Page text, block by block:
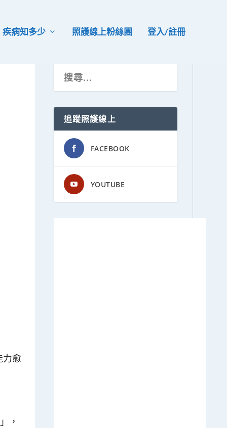
疾病知多少 照護線上粉絲團 登入/註冊
力愈
，
追蹤照護線上
FACEBOOK
YOUTUBE